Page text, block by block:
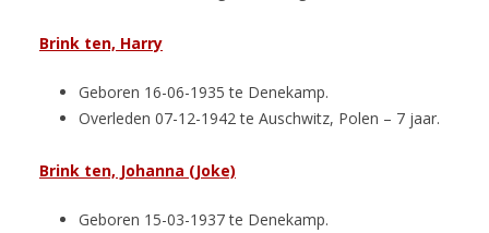
Brink ten, Harry
Geboren 16-06-1935 te Denekamp.
Overleden 07-12-1942 te Auschwitz, Polen – 7 jaar.
Brink ten, Johanna (Joke)
Geboren 15-03-1937 te Denekamp.